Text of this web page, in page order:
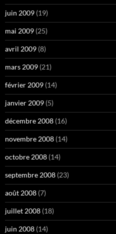
juin 2009 (19)
mai 2009 (25)
avril 2009 (8)
mars 2009 (21)
février 2009 (14)
janvier 2009 (5)
décembre 2008 (16)
novembre 2008 (14)
octobre 2008 (14)
septembre 2008 (23)
août 2008 (7)
juillet 2008 (18)
juin 2008 (14)